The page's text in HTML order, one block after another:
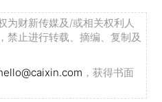
为财新传媒及/或相关权利人
禁止进行转载、摘编、复制及
，获得书面